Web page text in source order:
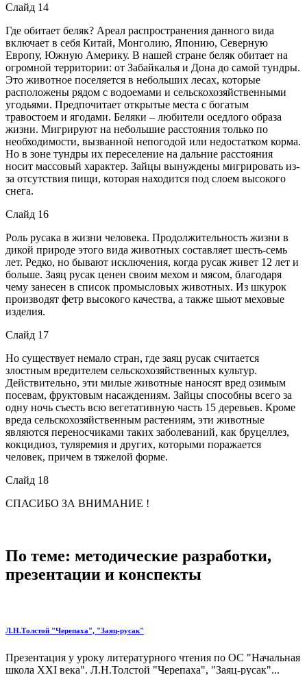
Слайд 14
Где обитает беляк? Ареал распространения данного вида
включает в себя Китай, Монголию, Японию, Северную
Европу, Южную Америку. В нашей стране беляк обитает на
огромной территории: от Забайкалья и Дона до самой тундры.
Это животное поселяется в небольших лесах, которые
расположены рядом с водоемами и сельскохозяйственными
угодьями. Предпочитает открытые места с богатым
травостоем и ягодами. Беляки – любители оседлого образа
жизни. Мигрируют на небольшие расстояния только по
необходимости, вызванной непогодой или недостатком корма.
Но в зоне тундры их переселение на дальние расстояния
носит массовый характер. Зайцы вынуждены мигрировать из-
за отсутствия пищи, которая находится под слоем высокого
снега.
Слайд 16
Роль русака в жизни человека. Продолжительность жизни в
дикой природе этого вида животных составляет шесть-семь
лет. Редко, но бывают исключения, когда русак живет 12 лет и
больше. Заяц русак ценен своим мехом и мясом, благодаря
чему занесен в список промысловых животных. Из шкурок
производят фетр высокого качества, а также шьют меховые
изделия.
Слайд 17
Но существует немало стран, где заяц русак считается
злостным вредителем сельскохозяйственных культур.
Действительно, эти милые животные наносят вред озимым
посевам, фруктовым насаждениям. Зайцы способны всего за
одну ночь съесть всю вегетативную часть 15 деревьев. Кроме
вреда сельскохозяйственным растениям, эти животные
являются переносчиками таких заболеваний, как бруцеллез,
кокцидиоз, туляремия и других, которыми поражается
человек, причем в тяжелой форме.
Слайд 18
СПАСИБО ЗА ВНИМАНИЕ !
По теме: методические разработки,
презентации и конспекты
Л.Н.Толстой "Черепаха", "Заяц-русак"
Презентация у уроку литературного чтения по ОС "Начальная
школа XXI века". Л.Н.Толстой "Черепаха", "Заяц-русак"...